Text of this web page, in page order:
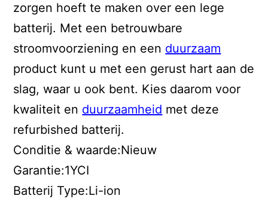
zorgen hoeft te maken over een lege
batterij. Met een betrouwbare
stroomvoorziening en een duurzaam
product kunt u met een gerust hart aan de
slag, waar u ook bent. Kies daarom voor
kwaliteit en duurzaamheid met deze
refurbished batterij.
Conditie & waarde:Nieuw
Garantie:1YCI
Batterij Type:Li-ion